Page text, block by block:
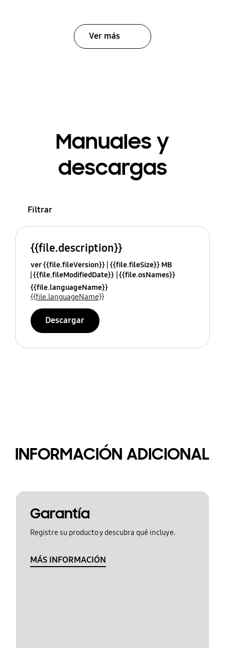
Ver más
Manuales y
descargas
Filtrar
{{file.description}}
ver {{file.fileVersion}} {{file.fileSize}} MB
{{file.fileModifiedDate}} {{file.osNames}}
{{file.languageName}}
{{file.languageName}}
Descargar
INFORMACIÓN ADICIONAL
Garantía
Registre su producto y descubra qué incluye.
MÁS INFORMACIÓN